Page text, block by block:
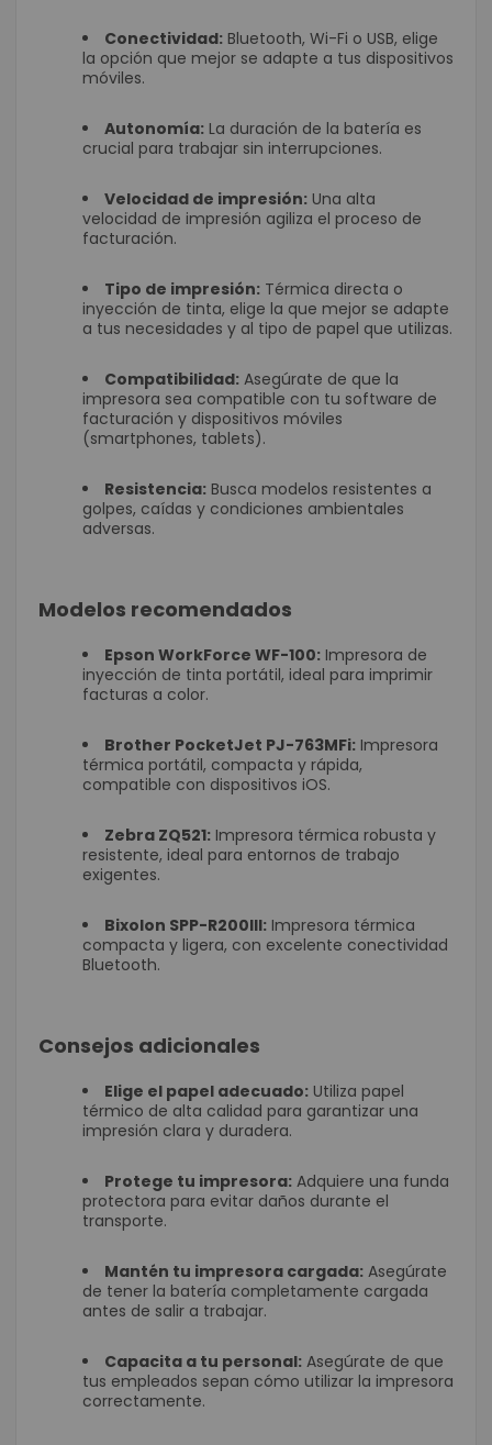
Conectividad: Bluetooth, Wi-Fi o USB, elige
la opción que mejor se adapte a tus dispositivos
móviles.
Autonomía: La duración de la batería es
crucial para trabajar sin interrupciones.
Velocidad de impresión: Una alta
velocidad de impresión agiliza el proceso de
facturación.
Tipo de impresión: Térmica directa o
inyección de tinta, elige la que mejor se adapte
a tus necesidades y al tipo de papel que utilizas.
Compatibilidad: Asegúrate de que la
impresora sea compatible con tu software de
facturación y dispositivos móviles
(smartphones, tablets).
Resistencia: Busca modelos resistentes a
golpes, caídas y condiciones ambientales
adversas.
Modelos recomendados
Epson WorkForce WF-100: Impresora de
inyección de tinta portátil, ideal para imprimir
facturas a color.
Brother PocketJet PJ-763MFi: Impresora
térmica portátil, compacta y rápida,
compatible con dispositivos iOS.
Zebra ZQ521: Impresora térmica robusta y
resistente, ideal para entornos de trabajo
exigentes.
Bixolon SPP-R200III: Impresora térmica
compacta y ligera, con excelente conectividad
Bluetooth.
Consejos adicionales
Elige el papel adecuado: Utiliza papel
térmico de alta calidad para garantizar una
impresión clara y duradera.
Protege tu impresora: Adquiere una funda
protectora para evitar daños durante el
transporte.
Mantén tu impresora cargada: Asegúrate
de tener la batería completamente cargada
antes de salir a trabajar.
Capacita a tu personal: Asegúrate de que
tus empleados sepan cómo utilizar la impresora
correctamente.